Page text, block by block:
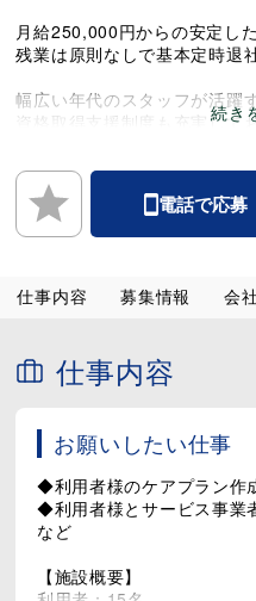
続き
月給250,000円からの安定し
残業は原則なしで基本定時退
幅広い年代のスタッフが活躍
資格取得支援制度も充実して
マイカー通勤が可能な無料駐
新しい環境で、ぜひ一緒に
電話で応募
仕事内容 募集情報 会
仕事内容
お願いしたい仕事
◆利用者様のケアプラン作
◆利用者様とサービス事業
など
【施設概要】